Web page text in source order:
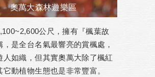
奧萬大森林遊樂區
公尺，擁有『楓葉故
，是全台名氣最響亮的賞楓處，
人如織，但其實奧萬大除了楓紅
它動植物生態也是非常豐富。